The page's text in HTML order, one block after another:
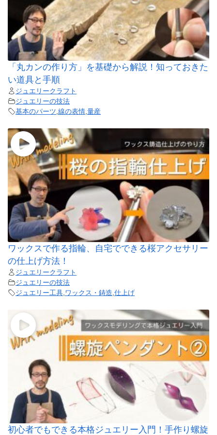
「丸カンの作り方」を基礎から解説！知っておきた
い道具と手順
ジュエリークラフト
ジュエリーの技法
基本のパーツ 線の表情 量産
ワックスで作る指輪、自宅でできる桜アクセサリー
の仕上げ方法！
ジュエリークラフト
ジュエリーの技法
ジュエリー工具 ワックス・鋳造 仕上げ
初心者でもできる本格ジュエリー入門！手作り螺旋